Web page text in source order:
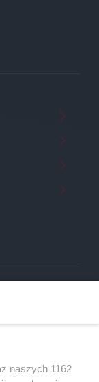
naszych 1162